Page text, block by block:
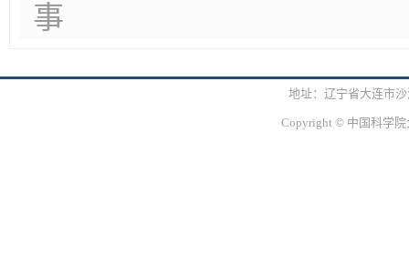
事
地址：辽宁省大连市
Copyright © 中国科学